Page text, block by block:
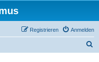
Anmelden
Registrieren